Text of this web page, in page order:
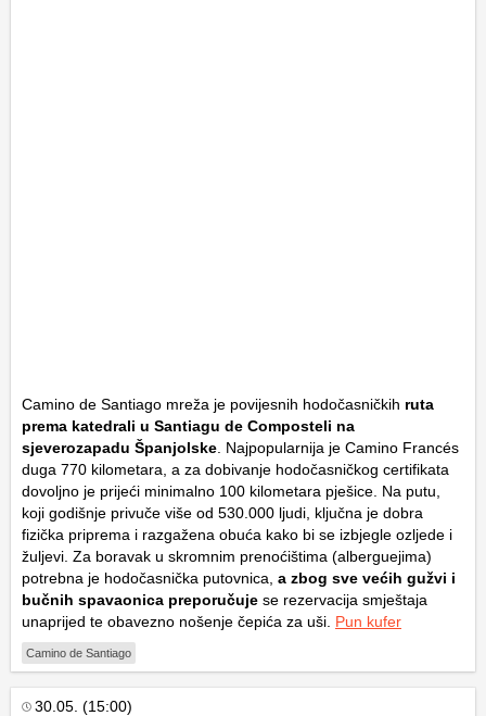
Camino de Santiago mreža je povijesnih hodočasničkih ruta
prema katedrali u Santiagu de Composteli na
sjeverozapadu Španjolske . Najpopularnija je Camino Francés
duga 770 kilometara, a za dobivanje hodočasničkog certifikata
dovoljno je prijeći minimalno 100 kilometara pješice. Na putu,
koji godišnje privuče više od 530.000 ljudi, ključna je dobra
fizička priprema i razgažena obuća kako bi se izbjegle ozljede i
žuljevi. Za boravak u skromnim prenoćištima (alberguejima)
potrebna je hodočasnička putovnica, a zbog sve većih gužvi i
bučnih spavaonica preporučuje se rezervacija smještaja
unaprijed te obavezno nošenje čepića za uši. Pun kufer
Camino de Santiago
30.05. (15:00)